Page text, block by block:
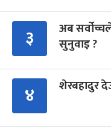
३
अब
सुनुवाइ ?
४ शेरबहादुर